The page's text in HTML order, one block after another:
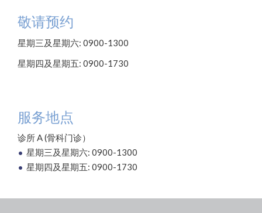
敬请预约
星期三及星期六: 0900-1300
星期四及星期五: 0900-1730
服务地点
诊所 A (骨科门诊）
星期三及星期六: 0900-1300
星期四及星期五: 0900-1730